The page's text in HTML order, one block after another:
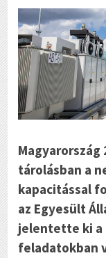
Magyarország
tárolásban a
kapacitással
az Egyesült
jelentette ki a
feladatokban